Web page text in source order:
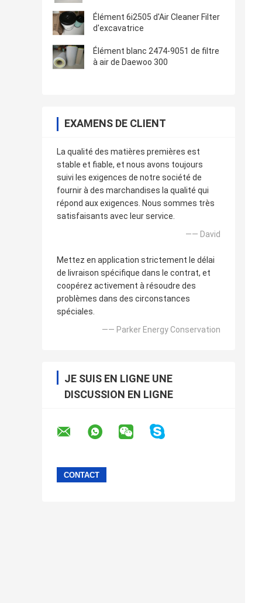
Élément 6i2505 d'Air Cleaner Filter
d'excavatrice
Élément blanc 2474-9051 de filtre
à air de Daewoo 300
EXAMENS DE CLIENT
La qualité des matières premières est
stable et fiable, et nous avons toujours
suivi les exigences de notre société de
fournir à des marchandises la qualité qui
répond aux exigences. Nous sommes très
satisfaisants avec leur service.
—— David
Mettez en application strictement le délai
de livraison spécifique dans le contrat, et
coopérez activement à résoudre des
problèmes dans des circonstances
spéciales.
—— Parker Energy Conservation
JE SUIS EN LIGNE UNE
DISCUSSION EN LIGNE